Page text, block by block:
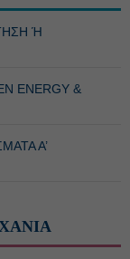
Ή
ENERGY &
Α’